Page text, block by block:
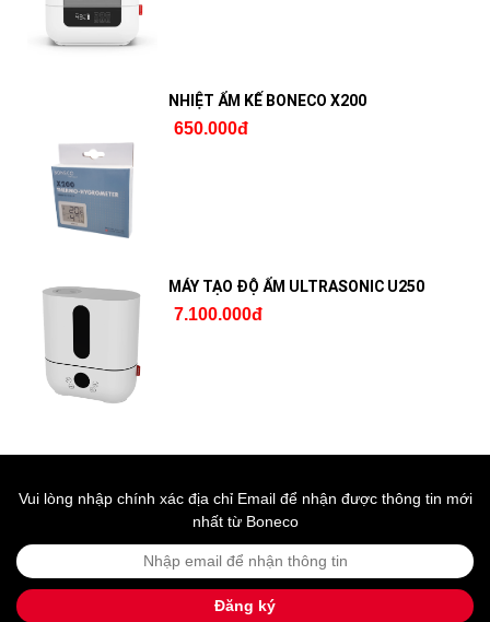
NHIỆT ẨM KẾ BONECO X200
650.000đ
MÁY TẠO ĐỘ ẨM ULTRASONIC U250
7.100.000đ
Vui lòng nhập chính xác địa chỉ Email để nhận được thông tin mới
nhất từ Boneco
Đăng ký